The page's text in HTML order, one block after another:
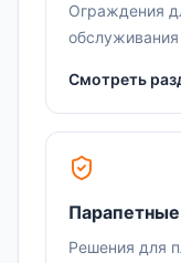
Ограждения
обслуживания
Смотреть
Решения для